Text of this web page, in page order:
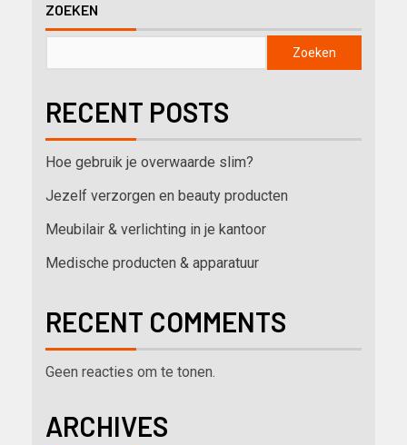
ZOEKEN
Zoeken
RECENT POSTS
Hoe gebruik je overwaarde slim?
Jezelf verzorgen en beauty producten
Meubilair & verlichting in je kantoor
Medische producten & apparatuur
RECENT COMMENTS
Geen reacties om te tonen.
ARCHIVES